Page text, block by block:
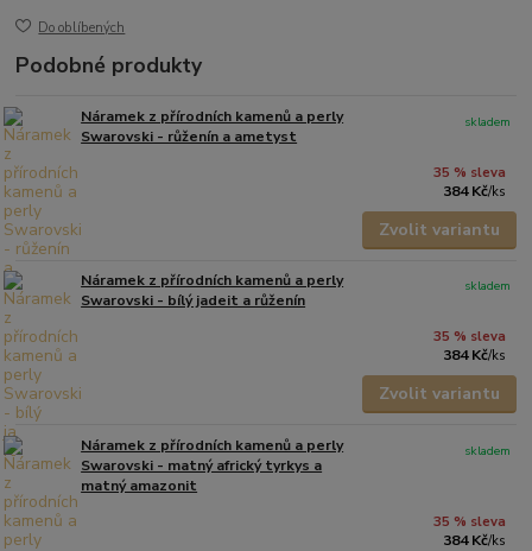
Do oblíbených
Podobné produkty
Náramek z přírodních kamenů a perly
Swarovski - růženín a ametyst
35 % sleva
384 Kč/ks
skladem
Zvolit variantu
Náramek z přírodních kamenů a perly
Swarovski - bílý jadeit a růženín
35 % sleva
384 Kč/ks
skladem
Zvolit variantu
Náramek z přírodních kamenů a perly
Swarovski - matný africký tyrkys a
matný amazonit
35 % sleva
384 Kč/ks
skladem